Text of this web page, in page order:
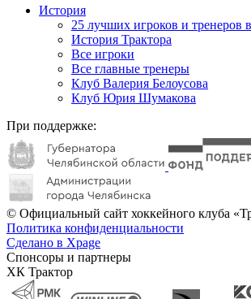
История
25 лучших игроков и тренеров
История Трактора
Все игроки
Все главные тренеры
Клуб Валерия Белоусова
Клуб Юрия Шумакова
При поддержке:
© Официальный сайт хоккейного клуба
Политика конфиденциальности
Сделано в Xpage
Спонсоры и партнеры
ХК Трактор